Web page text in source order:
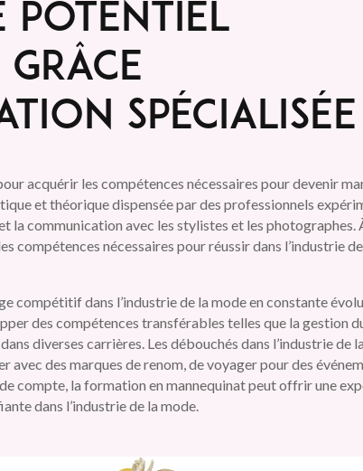
potentiel
grâce
spécialisée
acquérir les compétences nécessaires pour devenir
et théorique dispensée par des professionnels
la communication avec les stylistes et les photographes.
compétences nécessaires pour réussir dans l’industrie
compétitif dans l’industrie de la mode en constante
des compétences transférables telles que la gestion
diverses carrières. Les débouchés dans l’industrie de
des marques de renom, de voyager pour des
compte, la formation en mannequinat peut offrir une
dans l’industrie de la mode.